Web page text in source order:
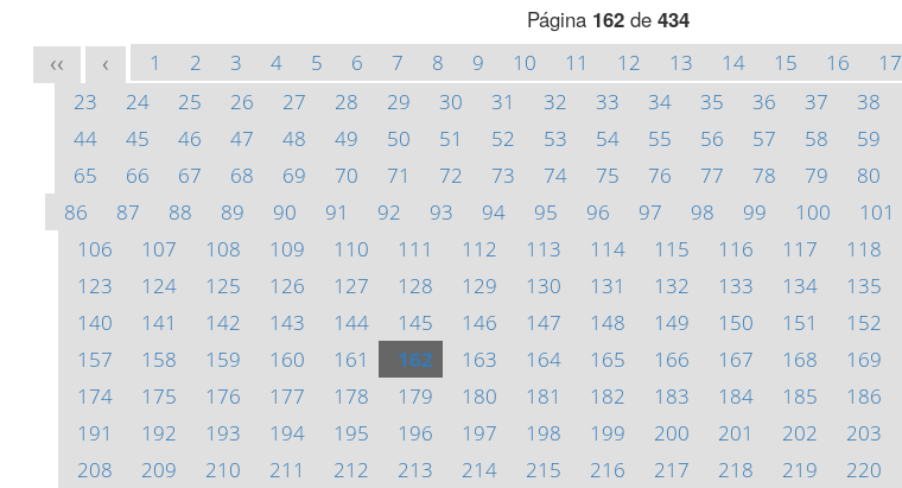
Página 162de 434
<< < 1 2 3 4 5 6 7 8 9 10 11 12 13 14 15 16 17
23
24 25 26 27 28 29 30 31 32 33 34 35 36 37 38
44
45 46 47 48 49 50 51 52 53 54 55 56 57 58 59
65
66 67 68 69 70 71 72 73 74 75 76 77 78 79 80
86
87 88 89 90 91 92 93 94 95 96 97 98 99 100 101
106
107 108 109 110 111 112 113 114 115 116 117 118
123
124 125 126 127 128 129 130 131 132 133 134 135
140
141 142 143 144 145 146 147 148 149 150 151 152
157
158 159 160 161 162 163 164 165 166 167 168 169
174
175 176 177 178 179 180 181 182 183 184 185 186
191
192 193 194 195 196 197 198 199 200 201 202 203
208
209 210 211 212 213 214 215 216 217 218 219 220